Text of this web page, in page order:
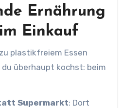
Ernährung
Einkauf
plastikfreiem Essen
überhaupt kochst: beim
Supermarkt: Dort